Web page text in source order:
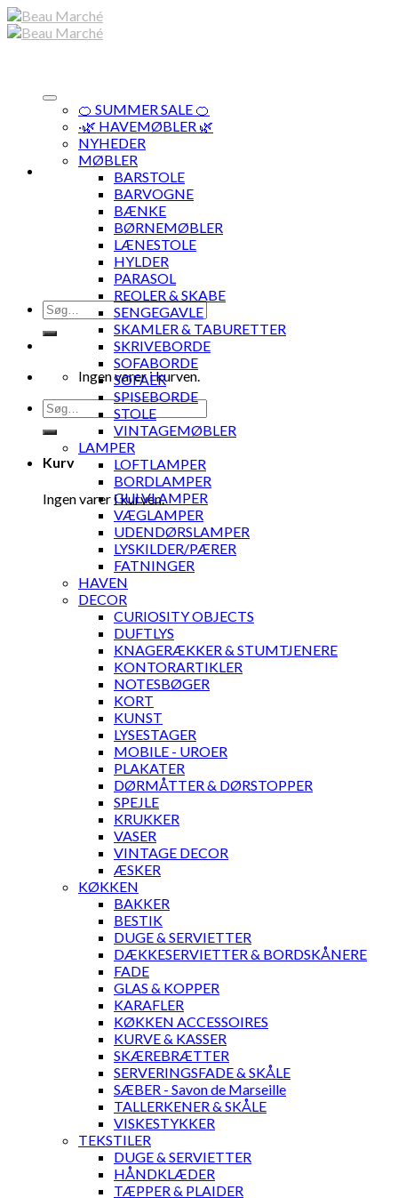
Skip
to
Søg
efter:
Ingen varer i kurven.
Søg
efter:
Kurv
Ingen varer i kurven.
🍊 SUMMER SALE 🍊
·🌿 HAVEMØBLER 🌿
NYHEDER
MØBLER
BARSTOLE
BARVOGNE
BÆNKE
BØRNEMØBLER
LÆNESTOLE
HYLDER
PARASOL
REOLER & SKABE
SENGEGAVLE
SKAMLER & TABURETTER
SKRIVEBORDE
SOFABORDE
SOFAER
SPISEBORDE
STOLE
VINTAGEMØBLER
LAMPER
LOFTLAMPER
BORDLAMPER
GULVLAMPER
VÆGLAMPER
UDENDØRSLAMPER
LYSKILDER/PÆRER
FATNINGER
HAVEN
DECOR
CURIOSITY OBJECTS
DUFTLYS
KNAGERÆKKER & STUMTJENERE
KONTORARTIKLER
NOTESBØGER
KORT
KUNST
LYSESTAGER
MOBILE - UROER
PLAKATER
DØRMÅTTER & DØRSTOPPER
SPEJLE
KRUKKER
VASER
VINTAGE DECOR
ÆSKER
KØKKEN
BAKKER
BESTIK
DUGE & SERVIETTER
DÆKKESERVIETTER & BORDSKÅNERE
FADE
GLAS & KOPPER
KARAFLER
KØKKEN ACCESSOIRES
KURVE & KASSER
SKÆREBRÆTTER
SERVERINGSFADE & SKÅLE
SÆBER - Savon de Marseille
TALLERKENER & SKÅLE
VISKESTYKKER
TEKSTILER
DUGE & SERVIETTER
HÅNDKLÆDER
TÆPPER & PLAIDER